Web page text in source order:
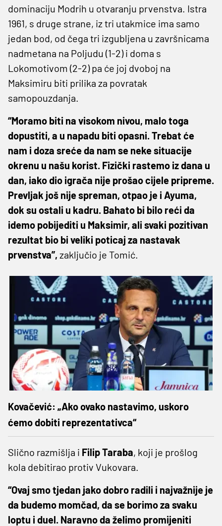
dominaciju Modrih u otvaranju prvenstva. Istra
1961, s druge strane, iz tri utakmice ima samo
jedan bod, od čega tri izgubljena u završnicama
nadmetana na Poljudu (1-2) i doma s
Lokomotivom (2-2) pa će joj dvoboj na
Maksimiru biti prilika za povratak
samopouzdanja.
“Moramo biti na visokom nivou, malo toga
dopustiti, a u napadu biti opasni. Trebat će
nam i doza sreće da nam se neke situacije
okrenu u našu korist. Fizički rastemo iz dana u
dan, iako dio igrača nije prošao cijele pripreme.
Prevljak još nije spreman, otpao je i Ayuma,
dok su ostali u kadru. Bahato bi bilo reći da
idemo pobijediti u Maksimir, ali svaki pozitivan
rezultat bio bi veliki poticaj za nastavak
prvenstva”, zaključio je Tomić.
Kovačević: „Ako ovako nastavimo, uskoro
ćemo dobiti reprezentativca“
Slično razmišlja i Filip Taraba, koji je prošlog
kola debitirao protiv Vukovara.
“Ovaj smo tjedan jako dobro radili i najvažnije je
da budemo momčad, da se borimo za svaku
loptu i duel. Naravno da želimo promijeniti